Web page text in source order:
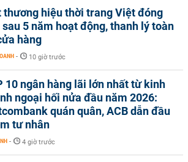
thương hiệu thời trang Việt đóng
5 năm hoạt động, thanh lý toàn
hàng
- 10 giờ trước
10 ngân hàng lãi lớn nhất từ kinh
ngoại hối nửa đầu năm 2026:
quán quân, ACB dẫn đầu
tư nhân
- 4 giờ trước